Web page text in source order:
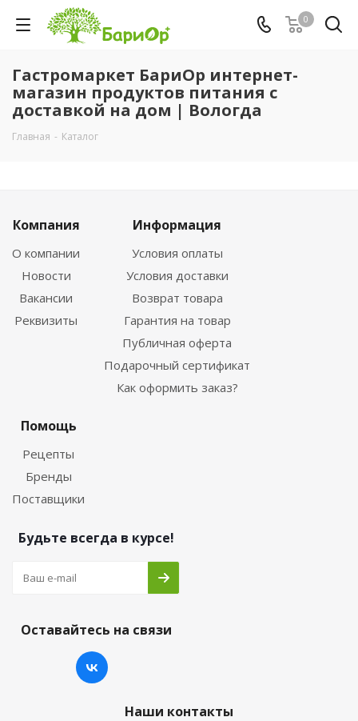
0
Гастромаркет БариОр интернет-
магазин продуктов питания с
доставкой на дом | Вологда
Главная - Каталог
Компания
О компании
Новости
Вакансии
Реквизиты
Информация
Условия оплаты
Условия доставки
Возврат товара
Гарантия на товар
Публичная оферта
Подарочный сертификат
Как оформить заказ?
Помощь
Рецепты
Бренды
Поставщики
Будьте всегда в курсе!
Оставайтесь на связи
Наши контакты